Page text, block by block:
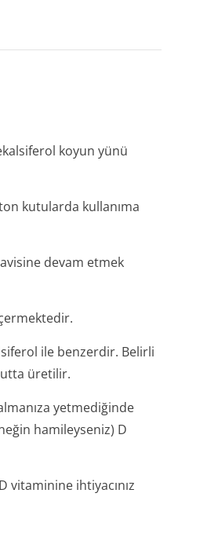
koyun yünü
kutularda kullanıma
devam etmek
ile benzerdir. Belirli
üretilir.
yetmediğinde
hamileyseniz) D
vitaminine ihtiyacınız